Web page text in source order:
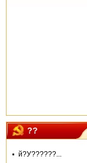
??
й?У??????...